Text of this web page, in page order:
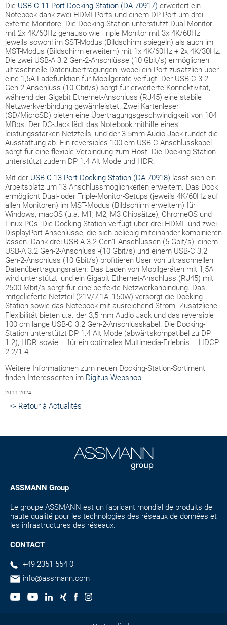
Die USB-C 11-Port Docking Station (DA-70917) erweitert ein
Notebook dank zwei HDMI-Ports und einem DP-Port um drei
externe Monitore. Die Docking-Station unterstützt Dual Monitor
mit 2x 4K/60Hz genauso wie Triple Monitor mit 3x 4K/60Hz –
jeweils sowohl im SST-Modus (Bildschirm spiegeln) als auch im
MST-Modus (Bildschirm erweitern) mit 1x 4K/60Hz + 2x 4K/30Hz.
Die zwei USB-A 3.2 Gen-2-Anschlüsse (10 Gbit/s) ermöglichen
ultraschnelle Datenübertragungen, wobei ein Port zusätzlich über
eine 1,5A-Ladefunktion für Mobilgeräte verfügt. Der USB-C 3.2
Gen-2-Anschluss (10 Gbit/s) sorgt für erweiterte Konnektivität,
während der Gigabit Ethernet-Anschluss (RJ45) eine stabile
Netzwerkverbindung gewährleistet. Zwei Kartenleser
(SD/MicroSD) bieten eine Übertragungsgeschwindigkeit von 104
MBps. Der DC-Jack lädt das Notebook mithilfe eines
leistungsstarken Netzteils, und der 3.5mm Audio Jack rundet die
Ausstattung ab. Ein reversibles 100 cm USB-C-Anschlusskabel
sorgt für eine flexible Verbindung zum Host. Die Docking-Station
unterstützt zudem DP 1.4 Alt Mode und HDR.
Mit der USB-C 13-Port Docking Station (DA-70918) lässt sich ein
Arbeitsplatz um 13 Anschlussmöglichkeiten erweitern. Das Dock
ermöglicht Dual- oder Triple-Monitor-Setups (jeweils 4K/60Hz auf
allen Monitoren) im MST-Modus (Bildschirm erweitern) für
Windows, macOS (u.a. M1, M2, M3 Chipsätze), ChromeOS und
Linux PCs. Die Docking-Station verfügt über drei HDMI- und zwei
DisplayPort-Anschlüsse, die sich beliebig miteinander kombinieren
lassen. Dank drei USB-A 3.2 Gen1-Anschlüssen (5 Gbit/s), einem
USB-A 3.2 Gen-2-Anschluss -(10 Gbit/s) und einem USB-C 3.2
Gen-2-Anschluss (10 Gbit/s) profitieren User von ultraschnellen
Datenübertragungsraten. Das Laden von Mobilgeräten mit 1,5A
wird unterstützt, und ein Gigabit Ethernet-Anschluss (RJ45) mit
2500 Mbit/s sorgt für eine perfekte Netzwerkanbindung. Das
mitgelieferte Netzteil (21V/7,1A, 150W) versorgt die Docking-
Station sowie das Notebook mit ausreichend Strom. Zusätzliche
Flexibilität bieten u.a. der 3,5 mm Audio Jack und das reversible
100 cm lange USB-C 3.2 Gen-2-Anschlusskabel. Die Docking-
Station unterstützt DP 1.4 Alt Mode (abwärtskompatibel zu DP
1.2), HDR sowie – für ein optimales Multimedia-Erlebnis – HDCP
2.2/1.4.
Weitere Informationen zum neuen Docking-Station-Sortiment
finden Interessenten im Digitus-Webshop.
20.11.2024
<- Retour à Actualités
ASSMANN Group
Le groupe ASSMANN est un fabricant mondial de produits de
haute qualité pour les technologies des réseaux de données et
les infrastructures des réseaux.
CONTACT
+49 2351 554 0
info@assmann.com